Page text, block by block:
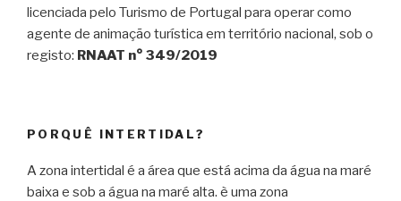
licenciada pelo Turismo de Portugal para operar como
agente de animação turística em território nacional, sob o
registo: RNAAT n° 349/2019
PORQUÊ INTERTIDAL?
A zona intertidal é a área que está acima da água na maré
baixa e sob a água na maré alta. è uma zona